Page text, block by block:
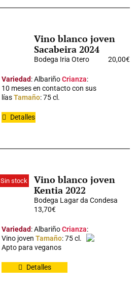
Vino blanco joven
Sacabeira 2024
Bodega Iria Otero 20,00€
Variedad: AlbariñoCrianza:
10 meses en contacto con sus
líasTamaño: 75 cl.
Detalles
Sin stock
Vino blanco joven
Kentia 2022
Bodega Lagar da Condesa
13,70€
Variedad: AlbariñoCrianza:
Vino joven Tamaño: 75 cl.
Apto para veganos
Detalles